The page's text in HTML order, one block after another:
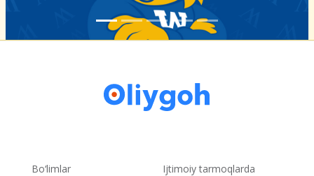
Bo‘limlar Ijtimoiy tarmoqlarda